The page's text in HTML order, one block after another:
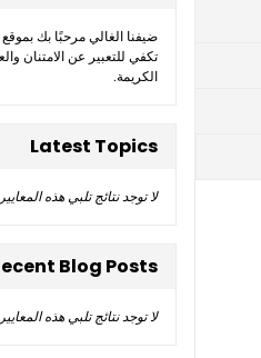
ضيفنا الغالي مرحبًا بك
تكفي للتعبير عن الامتنان
الكريمة.
Latest Topics
لا توجد نتائج تلبي هذه
Blog Posts
لا توجد نتائج تلبي هذه